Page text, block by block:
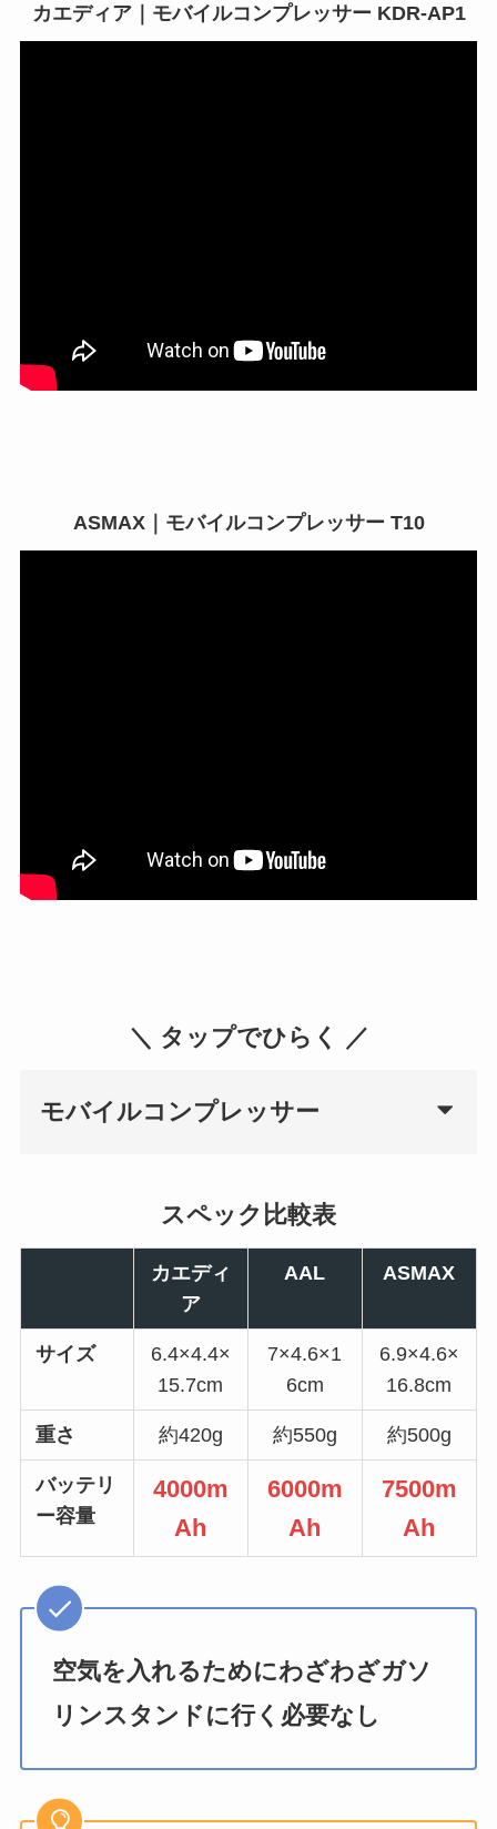
カエディア｜モバイルコンプレッサー KDR-AP1
ASMAX｜モバイルコンプレッサー T10
＼ タップでひらく ／
モバイルコンプレッサー
スペック比較表
カエディ
ア
AAL ASMAX
サイズ
6.4×4.4×
15.7cm
7×4.6×1
6cm
6.9×4.6×
16.8cm
重さ 約420g 約550g 約500g
バッテリ
ー容量
4000m
Ah
6000m
Ah
7500m
Ah
空気を入れるためにわざわざガソ
リンスタンドに行く必要なし